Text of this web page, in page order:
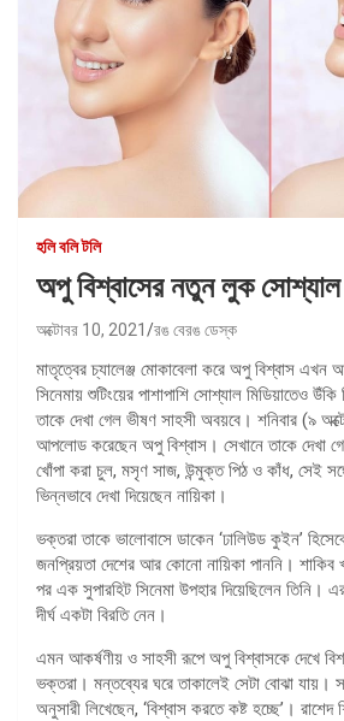
হলি বলি টলি
অপু বিশ্বাসের নতুন লুক সোশ্যাল
অক্টোবর 10, 2021 রঙ বেরঙ ডেস্ক
মাতৃত্বের চ্যালেঞ্জ মোকাবেলা করে অপু বিশ্বাস এখন
সিনেমায় শুটিংয়ের পাশাপাশি সোশ্যাল মিডিয়াতেও
তাকে দেখা গেল ভীষণ সাহসী অবয়বে। শনিবার (৯
আপলোড করেছেন অপু বিশ্বাস। সেখানে তাকে দেখা
খোঁপা করা চুল, মসৃণ সাজ, উন্মুক্ত পিঠ ও কাঁধ, সেই সঙ্গে
ভিন্নভাবে দেখা দিয়েছেন নায়িকা।
ভক্তরা তাকে ভালোবাসে ডাকেন ‘ঢালিউড কুইন’
জনপ্রিয়তা দেশের আর কোনো নায়িকা পাননি। শাকিব
পর এক সুপারহিট সিনেমা উপহার দিয়েছিলেন তিনি।
দীর্ঘ একটা বিরতি নেন।
এমন আকর্ষণীয় ও সাহসী রূপে অপু বিশ্বাসকে দেখে
ভক্তরা। মন্তব্যের ঘরে তাকালেই সেটা বোঝা যায়।
অনুসারী লিখেছেন, ‘বিশ্বাস করতে কষ্ট হচ্ছে’।